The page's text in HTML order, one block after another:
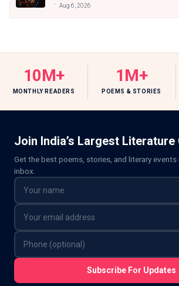
Aug 6, 2026
10M+
MONTHLY READERS
1M+
POEMS & STORIES
Join India’s Largest
Get the best poems, stories, and literary
inbox.
Subscribe For Updates